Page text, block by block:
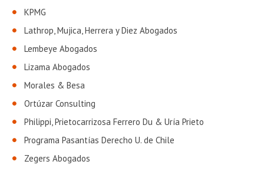
KPMG
Lathrop, Mujica, Herrera y Diez Abogados
Lembeye Abogados
Lizama Abogados
Morales & Besa
Ortúzar Consulting
Philippi, Prietocarrizosa Ferrero Du & Uría Prieto
Programa Pasantías Derecho U. de Chile
Zegers Abogados